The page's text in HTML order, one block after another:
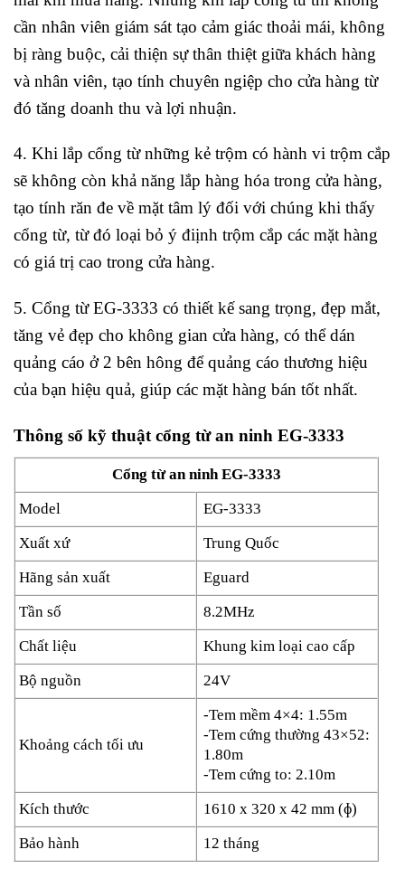
cần nhân viên giám sát tạo cảm giác thoải mái, không
bị ràng buộc, cải thiện sự thân thiệt giữa khách hàng
và nhân viên, tạo tính chuyên ngiệp cho cửa hàng từ
đó tăng doanh thu và lợi nhuận.
4. Khi lắp cổng từ những kẻ trộm có hành vi trộm cắp
sẽ không còn khả năng lắp hàng hóa trong cửa hàng,
tạo tính răn đe về mặt tâm lý đối với chúng khi thấy
cổng từ, từ đó loại bỏ ý điịnh trộm cắp các mặt hàng
có giá trị cao trong cửa hàng.
5. Cổng từ EG-3333 có thiết kế sang trọng, đẹp mắt,
tăng vẻ đẹp cho không gian cửa hàng, có thể dán
quảng cáo ở 2 bên hông để quảng cáo thương hiệu
của bạn hiệu quả, giúp các mặt hàng bán tốt nhất.
Thông số kỹ thuật cổng từ an ninh EG-3333
Cổng từ an ninh EG-3333
Model
EG-3333
Xuất xứ
Trung Quốc
Hãng sản xuất
Eguard
Tần số
8.2MHz
Chất liệu
Khung kim loại cao cấp
Bộ nguồn
24V
Khoảng cách tối ưu
-Tem mềm 4×4: 1.55m
-Tem cứng thường 43×52:
1.80m
-Tem cứng to: 2.10m
Kích thước
1610 x 320 x 42 mm (ɸ)
Bảo hành
12 tháng